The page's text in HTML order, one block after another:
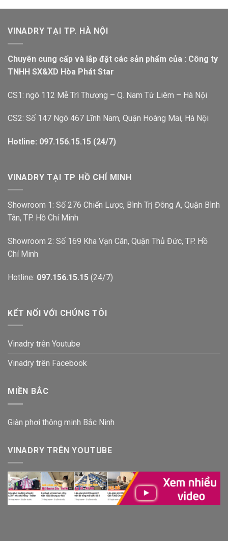
VINADRY TẠI TP. HÀ NỘI
Chuyên cung cấp và lắp đặt các sản phẩm của : Công ty
TNHH SX&XD Hòa Phát Star
CS1: ngõ 112 Mễ Trì Thượng – Q. Nam Từ Liêm – Hà Nội
CS2: Số 147 Ngõ 467 Lĩnh Nam, Quận Hoàng Mai, Hà Nội
Hotline: 097.156.15.15 (24/7)
VINADRY TẠI TP HỒ CHÍ MINH
Showroom 1: Số 276 Chiến Lược, Bình Trị Đông A, Quận Bình
Tân, TP. Hồ Chí Minh
Showroom 2: Số 169 Kha Vạn Cân, Quận Thủ Đức, TP. Hồ
Chí Minh
Hotline: 097.156.15.15 (24/7)
KẾT NỐI VỚI CHÚNG TÔI
Vinadry trên Youtube
Vinadry trên Facebook
MIỀN BẮC
Giàn phơi thông minh Bắc Ninh
VINADRY TRÊN YOUTUBE